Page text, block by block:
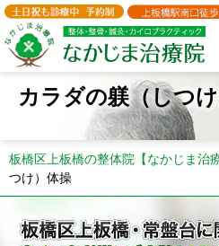
カラダの躾（しつ
板橋区上板橋の整体院【なかじま治療
つけ）体操